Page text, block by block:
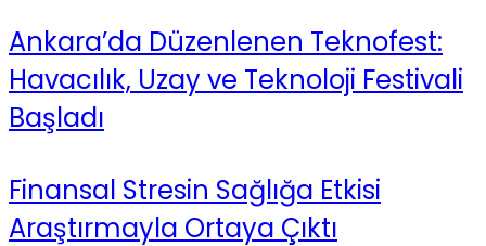
Ankara’da Düzenlenen Teknofest:
Havacılık, Uzay ve Teknoloji Festivali
Başladı
Finansal Stresin Sağlığa Etkisi
Araştırmayla Ortaya Çıktı